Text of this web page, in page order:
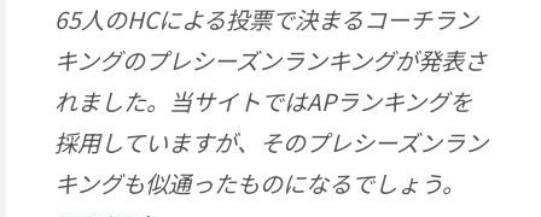
65人のHCによる投票で決まるコーチラン
キングのプレシーズンランキングが発表さ
れました。当サイトではAPランキングを
採用していますが、そのプレシーズンラン
キングも似通ったものになるでしょう。